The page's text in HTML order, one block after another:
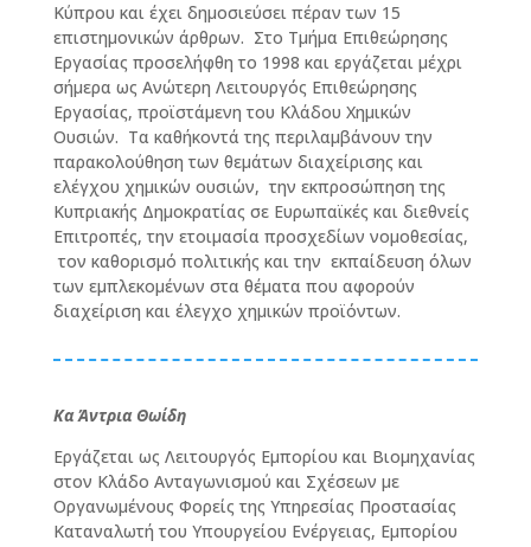
Κύπρου και έχει δημοσιεύσει πέραν των 15
επιστημονικών άρθρων. Στο Τμήμα Επιθεώρησης
Εργασίας προσελήφθη το 1998 και εργάζεται μέχρι
σήμερα ως Ανώτερη Λειτουργός Επιθεώρησης
Εργασίας, προϊστάμενη του Κλάδου Χημικών
Ουσιών. Τα καθήκοντά της περιλαμβάνουν την
παρακολούθηση των θεμάτων διαχείρισης και
ελέγχου χημικών ουσιών, την εκπροσώπηση της
Κυπριακής Δημοκρατίας σε Ευρωπαϊκές και διεθνείς
Επιτροπές, την ετοιμασία προσχεδίων νομοθεσίας,
τον καθορισμό πολιτικής και την εκπαίδευση όλων
των εμπλεκομένων στα θέματα που αφορούν
διαχείριση και έλεγχο χημικών προϊόντων.
Κα Άντρια Θωίδη
Εργάζεται ως Λειτουργός Εμπορίου και Βιομηχανίας
στον Κλάδο Ανταγωνισμού και Σχέσεων με
Οργανωμένους Φορείς της Υπηρεσίας Προστασίας
Καταναλωτή του Υπουργείου Ενέργειας, Εμπορίου